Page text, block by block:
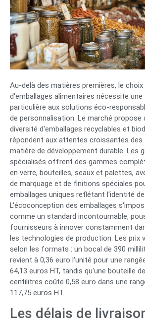
Au-delà des matières premières, le
d'emballages alimentaires nécessite
particulière aux solutions éco-
de personnalisation. Le marché propose
diversité d'emballages recyclables et
répondent aux attentes croissantes
matière de développement durable. Les
spécialisés offrent des gammes
en verre, bouteilles, seaux et palettes,
de marquage et de finitions spéciales
emballages uniques reflétant l'identité
L'écoconception des emballages
comme un standard incontournable,
fournisseurs à innover constamment
les technologies de production. Les prix
selon les formats : un bocal de 390
revient à 0,36 euro l'unité pour une
64,13 euros HT, tandis qu'une bouteille
centilitres coûte 0,58 euro dans une
117,75 euros HT.
Les délais de